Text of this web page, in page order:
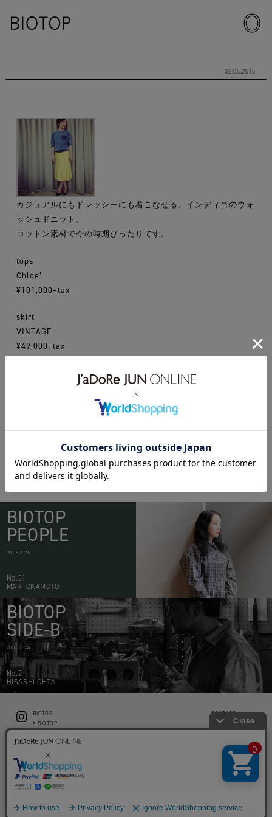
02.05.2015
カジュアルにもドレッシーにも着こなせる、インディゴのウォ
ッシュドニット。
コットン素材で今の時期ぴったりです。
tops
Chloe’
¥101,000+tax
skirt
VINTAGE
¥49,000+tax
michelvivien
BIOTOP
PEOPLE
20.05.2026
No.51
MARI OKAMOTO
BIOTOP
SIDE-B
28.10.2024
No.2
HISASHI OHTA
BIOTOP
ë BIOTOP
KEEP GREEN BIOTOP
RAMUSIO BIOTOP FUKUOKA
bw BIOTOP
KITCHEN bw BIOTOP
CONTACT
PRIVACY POLICY
STORE INFO